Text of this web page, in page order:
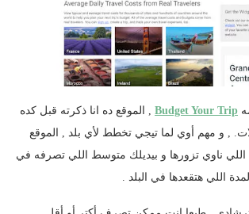
Budget Your Trip , الموقع ده انا ذكرته قبل كده
, و مهم أوي لما تيجي تخطط لأي بلد , الموقع
اللي ناوي تزورها و بيديلك متوسط اللي تصرفه في
اللي هتقعدها في البلد .